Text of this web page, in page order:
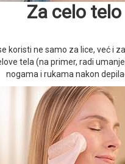
Za celo telo
koristi ne samo za lice, već i
tela (na primer, radi
nogama i rukama nakon